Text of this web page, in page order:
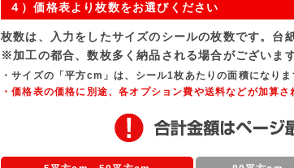
４）価格表より枚数をお選びください
枚数は、入力をしたサイズのシールの枚数です。台
※加工の都合、数枚多く納品される場合がございます
・サイズの「平方cm」は、シール1枚あたりの面積になり
・価格表の価格に別途、各オプション費や送料などが加算